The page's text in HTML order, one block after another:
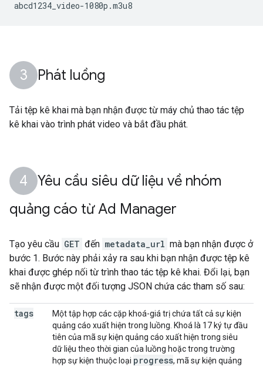
Phát luồng
Tải tệp kê khai mà bạn nhận được từ máy chủ thao tác tệp
kê khai vào trình phát video và bắt đầu phát.
Yêu cầu siêu dữ liệu về nhóm
quảng cáo từ Ad Manager
Tạo yêu cầu GET đến metadata_url mà bạn nhận được ở
bước 1. Bước này phải xảy ra sau khi bạn nhận được tệp kê
khai được ghép nối từ trình thao tác tệp kê khai. Đổi lại, bạn
sẽ nhận được một đối tượng JSON chứa các tham số sau:
tags
Một tập hợp các cặp khoá-giá trị chứa tất cả sự kiện
quảng cáo xuất hiện trong luồng. Khoá là 17 ký tự đầu
tiên của mã sự kiện quảng cáo xuất hiện trong siêu
dữ liệu theo thời gian của luồng hoặc trong trường
hợp sự kiện thuộc loại progress, mã sự kiện quảng